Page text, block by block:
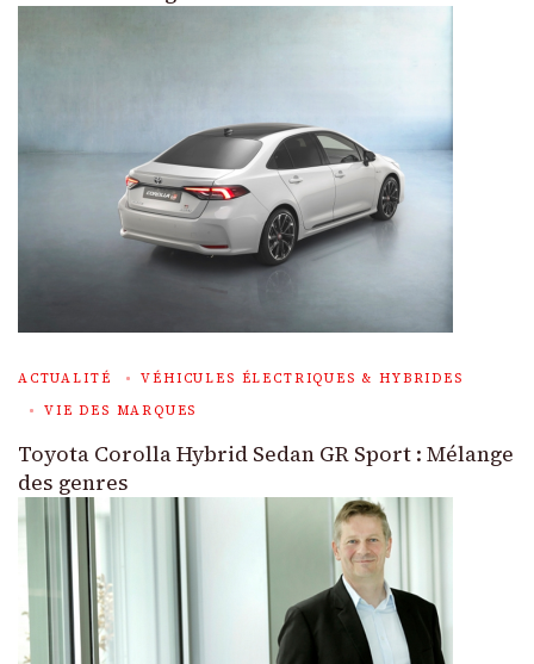
ACTUALITÉ
VÉHICULES ÉLECTRIQUES & HYBRIDES
VIE DES MARQUES
Toyota Corolla Hybrid Sedan GR Sport : Mélange
des genres